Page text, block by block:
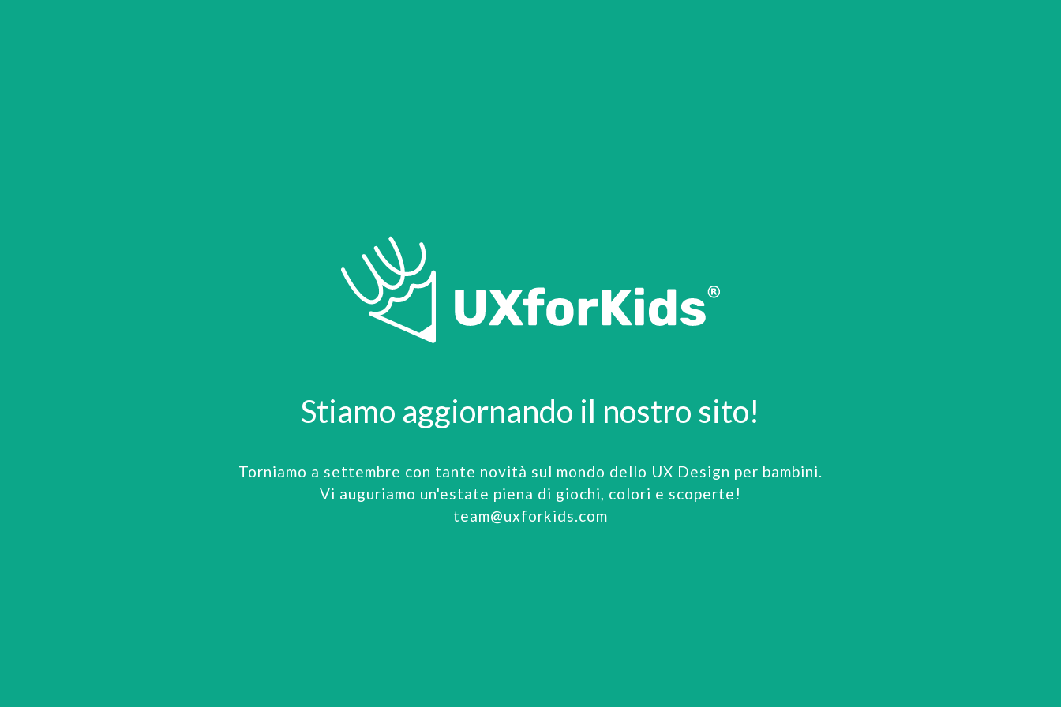
Stiamo aggiornando il nostro sito!
Torniamo a settembre con tante novità sul mondo dello UX Design per bambini.
Vi auguriamo un'estate piena di giochi, colori e scoperte!
team@uxforkids.com